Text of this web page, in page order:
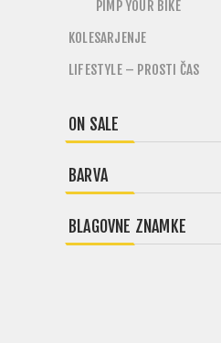
PIMP YOUR BIKE
KOLESARJENJE
LIFESTYLE – PROSTI ČAS
ON SALE
BARVA
BLAGOVNE ZNAMKE